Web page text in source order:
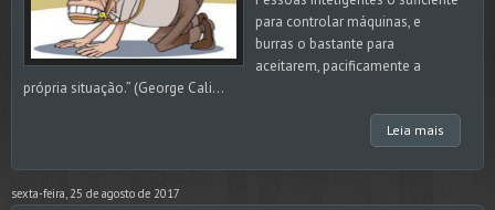
para controlar máquinas, e
burras o bastante para
aceitarem, pacificamente a
própria situação.” (George Cali...
Leia mais
sexta-feira, 25 de agosto de 2017